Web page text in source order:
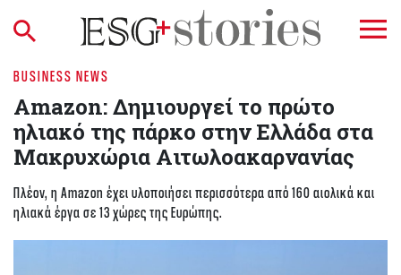
BUSINESS NEWS
Amazon: Δημιουργεί το πρώτο
ηλιακό της πάρκο στην Ελλάδα στα
Μακρυχώρια Αιτωλοακαρνανίας
Πλέον, η Amazon έχει υλοποιήσει περισσότερα από 160 αιολικά και
ηλιακά έργα σε 13 χώρες της Ευρώπης.